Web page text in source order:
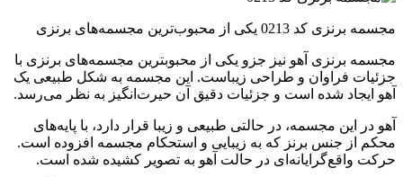
مجسمه برنزی کد 0213 یکی از محبوب‌ترین مجسمه‌های برنزی
مجسمه برنزی آهو نیز جزو یکی از محبوب­ترین مجسمه‌­های برنزی با
جزئیات فراوان و طراحی زیباست. این مجسمه به شکل طبیعی یک
آهو ایجاد شده است و جزئیات دقیق آن حیرت‌انگیز به نظر می‌رسد.
آهو در این مجسمه، در حالتی طبیعی و زیبا قرار دارد، با پایه‌های
محکم از جنس برنز که به زیبایی و استحکام مجسمه افزوده است.
حرکت واقع‌گرایانه‌ای در حالت آهو به تصویر کشیده شده است.